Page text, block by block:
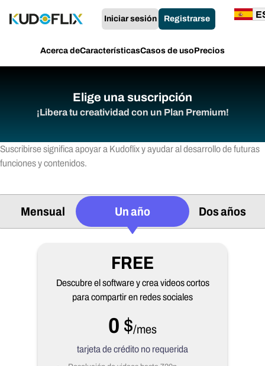
Acerca deCaracterísticasCasos de usoPrecios
Iniciar sesión Registrarse
Elige una suscripción
¡Libera tu creatividad con un Plan Premium!